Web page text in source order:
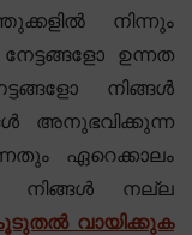
നിന്നും
ഉന്നത
നിങ്ങൾ
അനുഭവിക്കുന്ന
ഏറെക്കാലം
നിങ്ങൾ നല്ല
വായിക്കുക